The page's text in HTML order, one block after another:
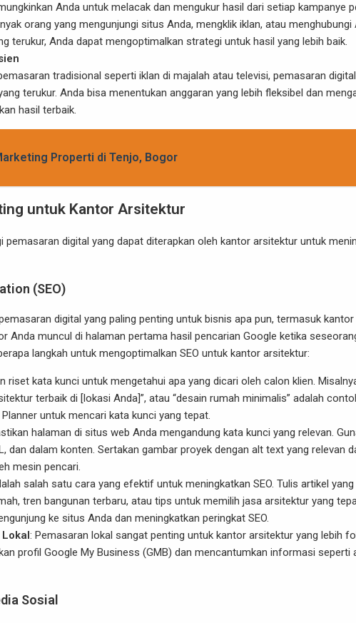
Anda untuk melacak dan mengukur hasil dari setiap kampanye
orang yang mengunjungi situs Anda, mengklik iklan, atau
terukur, Anda dapat mengoptimalkan strategi untuk hasil yang lebih baik.
tradisional seperti iklan di majalah atau televisi, pemasaran
terukur. Anda bisa menentukan anggaran yang lebih fleksibel dan
hasil terbaik.
Properti di Tenjo, Bogor
untuk Kantor Arsitektur
pemasaran digital yang dapat diterapkan oleh kantor arsitektur untuk
(SEO)
digital yang paling penting untuk bisnis apa pun, termasuk kantor
Anda muncul di halaman pertama hasil pencarian Google ketika
langkah untuk mengoptimalkan SEO untuk kantor arsitektur:
riset kata kunci untuk mengetahui apa yang dicari oleh calon klien.
terbaik di [lokasi Anda]”, atau “desain rumah minimalis” adalah
untuk mencari kata kunci yang tepat.
halaman di situs web Anda mengandung kata kunci yang relevan.
dan dalam konten. Sertakan gambar proyek dengan alt text yang relevan
mesin pencari.
salah satu cara yang efektif untuk meningkatkan SEO. Tulis artikel
tren bangunan terbaru, atau tips untuk memilih jasa arsitektur yang
ke situs Anda dan meningkatkan peringkat SEO.
: Pemasaran lokal sangat penting untuk kantor arsitektur yang lebih
profil Google My Business (GMB) dan mencantumkan informasi seperti
Sosial